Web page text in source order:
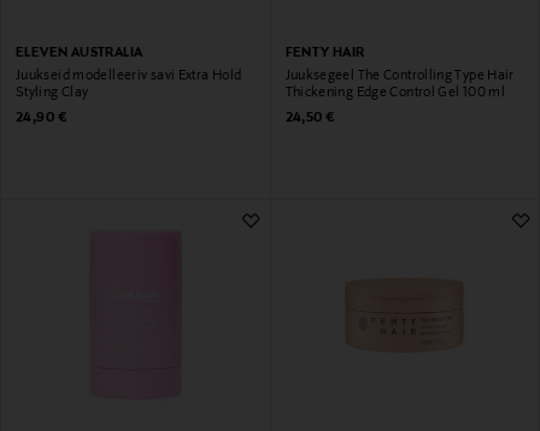
ELEVEN AUSTRALIA
Juukseid modelleeriv savi Extra Hold
Styling Clay
Original Price
24,90 €
FENTY HAIR
Juuksegeel The Controlling Type Hair
Thickening Edge Control Gel 100 ml
Original Price
24,50 €